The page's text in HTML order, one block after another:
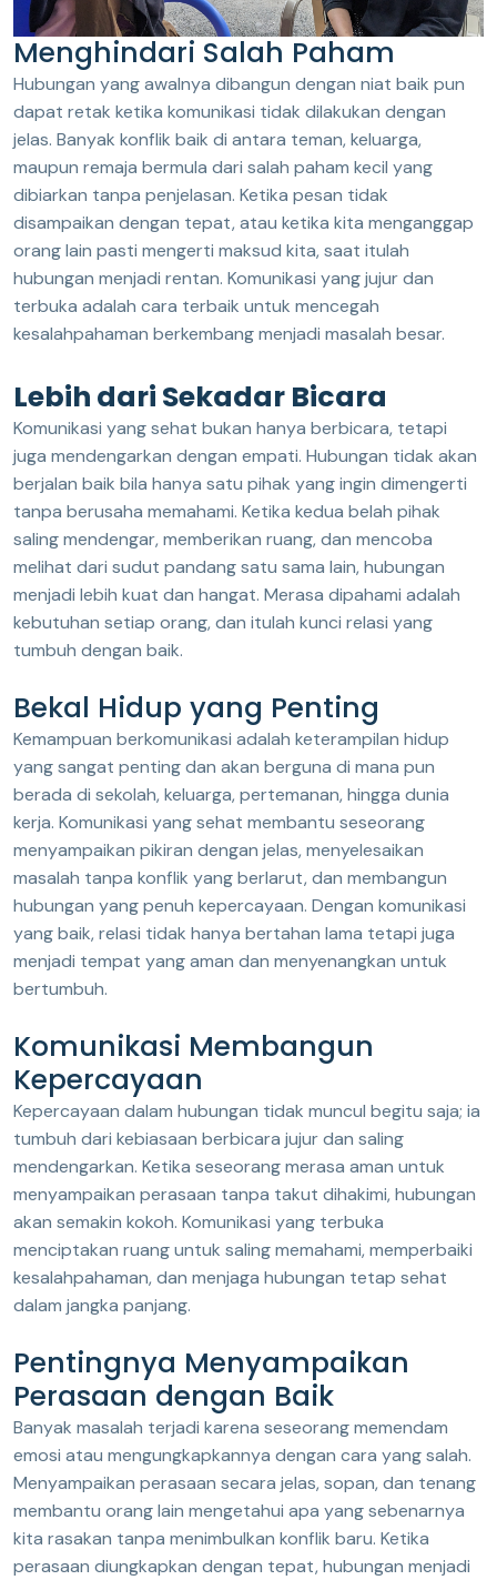
Menghindari Salah Paham
Hubungan yang awalnya dibangun dengan niat baik pun
dapat retak ketika komunikasi tidak dilakukan dengan
jelas. Banyak konflik baik di antara teman, keluarga,
maupun remaja bermula dari salah paham kecil yang
dibiarkan tanpa penjelasan. Ketika pesan tidak
disampaikan dengan tepat, atau ketika kita menganggap
orang lain pasti mengerti maksud kita, saat itulah
hubungan menjadi rentan. Komunikasi yang jujur dan
terbuka adalah cara terbaik untuk mencegah
kesalahpahaman berkembang menjadi masalah besar.
Lebih dari Sekadar Bicara
Komunikasi yang sehat bukan hanya berbicara, tetapi
juga mendengarkan dengan empati. Hubungan tidak akan
berjalan baik bila hanya satu pihak yang ingin dimengerti
tanpa berusaha memahami. Ketika kedua belah pihak
saling mendengar, memberikan ruang, dan mencoba
melihat dari sudut pandang satu sama lain, hubungan
menjadi lebih kuat dan hangat. Merasa dipahami adalah
kebutuhan setiap orang, dan itulah kunci relasi yang
tumbuh dengan baik.
Bekal Hidup yang Penting
Kemampuan berkomunikasi adalah keterampilan hidup
yang sangat penting dan akan berguna di mana pun
berada di sekolah, keluarga, pertemanan, hingga dunia
kerja. Komunikasi yang sehat membantu seseorang
menyampaikan pikiran dengan jelas, menyelesaikan
masalah tanpa konflik yang berlarut, dan membangun
hubungan yang penuh kepercayaan. Dengan komunikasi
yang baik, relasi tidak hanya bertahan lama tetapi juga
menjadi tempat yang aman dan menyenangkan untuk
bertumbuh.
Komunikasi Membangun
Kepercayaan
Kepercayaan dalam hubungan tidak muncul begitu saja; ia
tumbuh dari kebiasaan berbicara jujur dan saling
mendengarkan. Ketika seseorang merasa aman untuk
menyampaikan perasaan tanpa takut dihakimi, hubungan
akan semakin kokoh. Komunikasi yang terbuka
menciptakan ruang untuk saling memahami, memperbaiki
kesalahpahaman, dan menjaga hubungan tetap sehat
dalam jangka panjang.
Pentingnya Menyampaikan
Perasaan dengan Baik
Banyak masalah terjadi karena seseorang memendam
emosi atau mengungkapkannya dengan cara yang salah.
Menyampaikan perasaan secara jelas, sopan, dan tenang
membantu orang lain mengetahui apa yang sebenarnya
kita rasakan tanpa menimbulkan konflik baru. Ketika
perasaan diungkapkan dengan tepat, hubungan menjadi